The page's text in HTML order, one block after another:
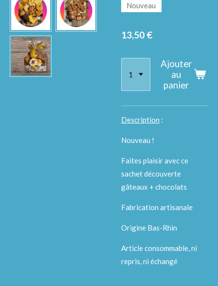
Nouveau
13,50 €
Ajouter
au
panier
Description :
Nouveau !
Faites plaisir avec ce
sachet découverte
gâteaux + chocolats
Fabrication artisanale
Origine Bas-Rhin
Article consommable, ni
repris, ni échangé